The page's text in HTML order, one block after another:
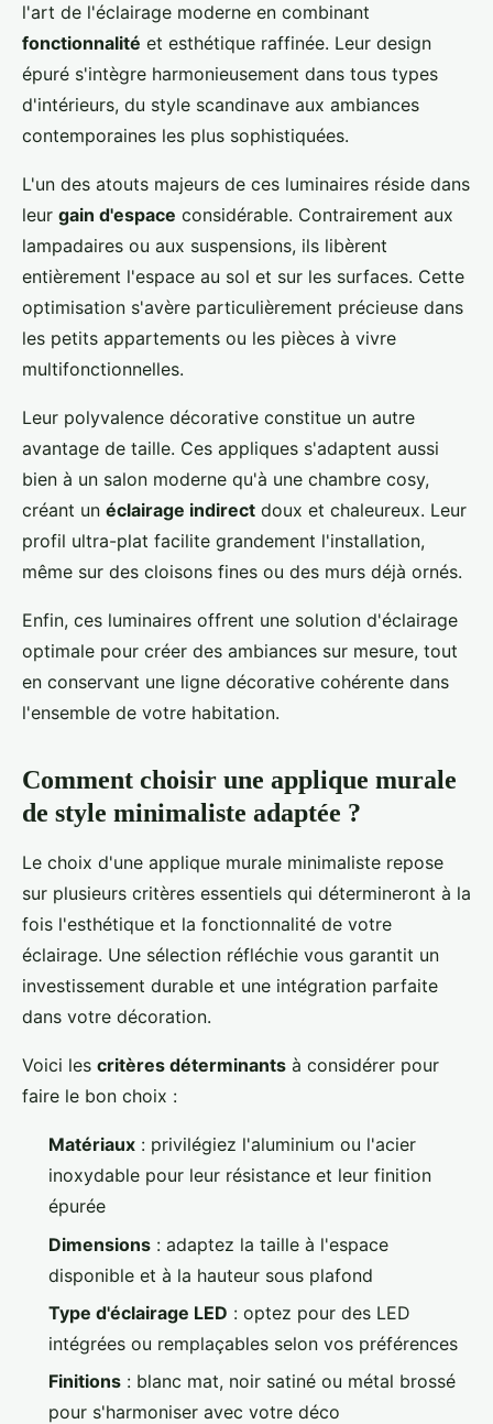
l'art de l'éclairage moderne en combinant
fonctionnalité et esthétique raffinée. Leur design
épuré s'intègre harmonieusement dans tous types
d'intérieurs, du style scandinave aux ambiances
contemporaines les plus sophistiquées.
L'un des atouts majeurs de ces luminaires réside dans
leur gain d'espace considérable. Contrairement aux
lampadaires ou aux suspensions, ils libèrent
entièrement l'espace au sol et sur les surfaces. Cette
optimisation s'avère particulièrement précieuse dans
les petits appartements ou les pièces à vivre
multifonctionnelles.
Leur polyvalence décorative constitue un autre
avantage de taille. Ces appliques s'adaptent aussi
bien à un salon moderne qu'à une chambre cosy,
créant un éclairage indirect doux et chaleureux. Leur
profil ultra-plat facilite grandement l'installation,
même sur des cloisons fines ou des murs déjà ornés.
Enfin, ces luminaires offrent une solution d'éclairage
optimale pour créer des ambiances sur mesure, tout
en conservant une ligne décorative cohérente dans
l'ensemble de votre habitation.
Comment choisir une applique murale
de style minimaliste adaptée ?
Le choix d'une applique murale minimaliste repose
sur plusieurs critères essentiels qui détermineront à la
fois l'esthétique et la fonctionnalité de votre
éclairage. Une sélection réfléchie vous garantit un
investissement durable et une intégration parfaite
dans votre décoration.
Voici les critères déterminants à considérer pour
faire le bon choix :
Matériaux : privilégiez l'aluminium ou l'acier
inoxydable pour leur résistance et leur finition
épurée
Dimensions : adaptez la taille à l'espace
disponible et à la hauteur sous plafond
Type d'éclairage LED : optez pour des LED
intégrées ou remplaçables selon vos préférences
Finitions : blanc mat, noir satiné ou métal brossé
pour s'harmoniser avec votre déco